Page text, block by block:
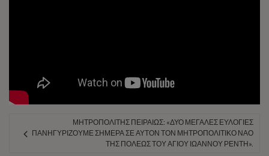
ΜΗΤΡΟΠΟΛΊΤΗΣ ΠΕΙΡΑΙΏΣ: «ΔΎΟ ΜΕΓΆΛΕΣ ΕΥΛΟΓΊΕΣ
ΠΑΝΗΓΥΡΊΖΟΥΜΕ ΣΉΜΕΡΑ ΣΕ ΑΥΤΌΝ ΤΟΝ ΜΗΤΡΟΠΟΛΙΤΙΚΌ ΝΑΌ
ΤΗΣ ΠΌΛΕΩΣ ΤΟΥ ΑΓΊΟΥ ΙΩΆΝΝΟΥ ΡΈΝΤΗ».